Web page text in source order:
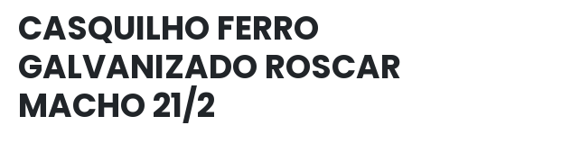
CASQUILHO FERRO
GALVANIZADO ROSCAR
MACHO 21/2